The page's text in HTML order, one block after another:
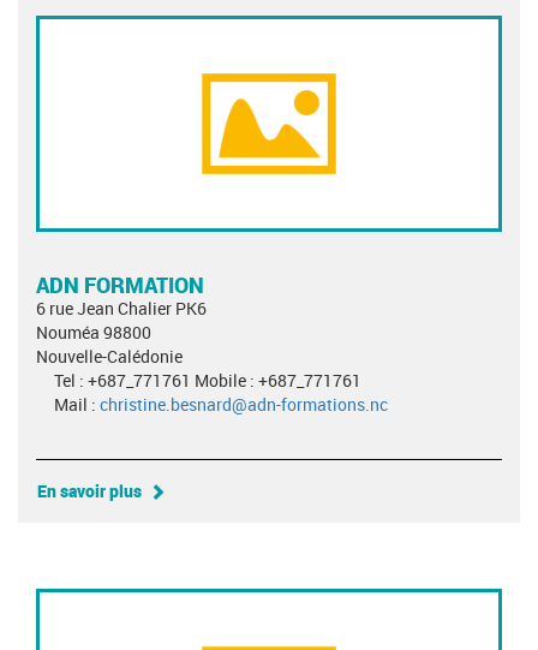
ADN FORMATION
6 rue Jean Chalier PK6
Nouméa 98800
Nouvelle-Calédonie
Tel : +687_771761 Mobile : +687_771761
Mail : christine.besnard@adn-formations.nc
En savoir plus